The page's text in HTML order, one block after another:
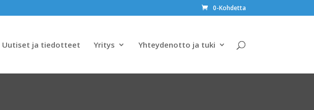
0-Kohdetta
Uutiset ja tiedotteet Yritys Yhteydenotto ja tuki